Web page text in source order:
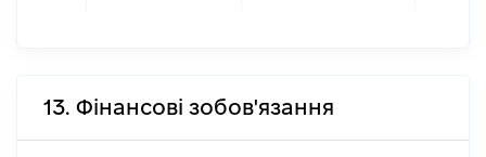
13. Фінансові зобов'язання